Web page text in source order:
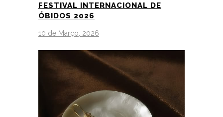
FESTIVAL INTERNACIONAL DE
ÓBIDOS 2026
10 de Março, 2026